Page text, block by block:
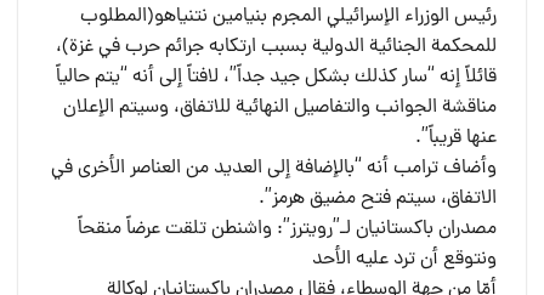
رئيس الوزراء الإسرائيلي المجرم بنيامين نتنياهو(المطلوب
للمحكمة الجنائية الدولية بسبب ارتكابه جرائم حرب في غزة)،
قائلاً إنه “سار كذلك بشكل جيد جداً”، لافتاً إلى أنه “يتم حالياً
مناقشة الجوانب والتفاصيل النهائية للاتفاق، وسيتم الإعلان
عنها قريباً”.
وأضاف ترامب أنه “بالإضافة إلى العديد من العناصر الأخرى في
الاتفاق، سيتم فتح مضيق هرمز”.
مصدران باكستانيان لـ”رويترز”: واشنطن تلقت عرضاً منقحاً
ونتوقع أن ترد عليه الأحد